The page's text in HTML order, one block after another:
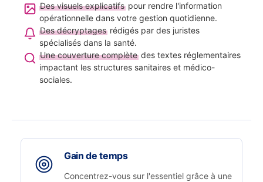
Des visuels explicatifspour rendre l'information
opérationnelle dans votre gestion quotidienne.
Des décryptagesrédigés par des juristes
spécialisés dans la santé.
Une couverture complètedes textes réglementaires
impactant les structures sanitaires et médico-
sociales.
Gain de temps
Concentrez-vous sur l'essentiel grâce à une